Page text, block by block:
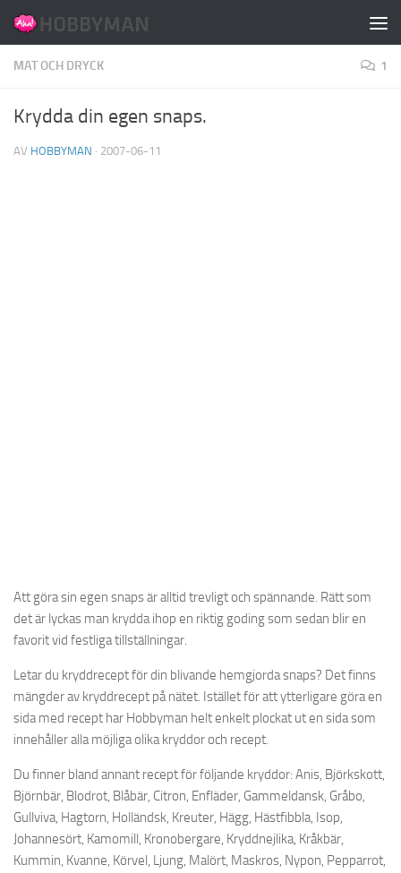
Hoppa till innehåll
MAT OCH DRYCK 1
Krydda din egen snaps.
AV HOBBYMAN · 2007-06-11
Att göra sin egen snaps är alltid trevligt och spännande. Rätt som
det är lyckas man krydda ihop en riktig goding som sedan blir en
favorit vid festliga tillställningar.
Letar du kryddrecept för din blivande hemgjorda snaps? Det finns
mängder av kryddrecept på nätet. Istället för att ytterligare göra en
sida med recept har Hobbyman helt enkelt plockat ut en sida som
innehåller alla möjliga olika kryddor och recept.
Du finner bland annant recept för följande kryddor: Anis, Björkskott,
Björnbär, Blodrot, Blåbär, Citron, Enfläder, Gammeldansk, Gråbo,
Gullviva, Hagtorn, Holländsk, Kreuter, Hägg, Hästfibbla, Isop,
Johannesört, Kamomill, Kronobergare, Kryddnejlika, Kråkbär,
Kummin, Kvanne, Körvel, Ljung, Malört, Maskros, Nypon, Pepparrot,